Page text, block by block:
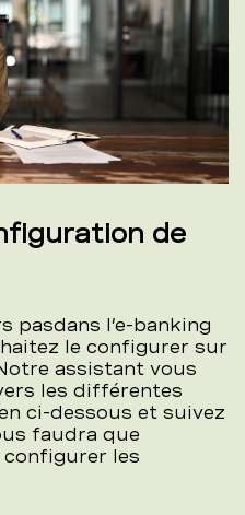
de
pasdans l’e-banking
le configurer sur
assistant vous
les différentes
ci-dessous et suivez
faudra que
les